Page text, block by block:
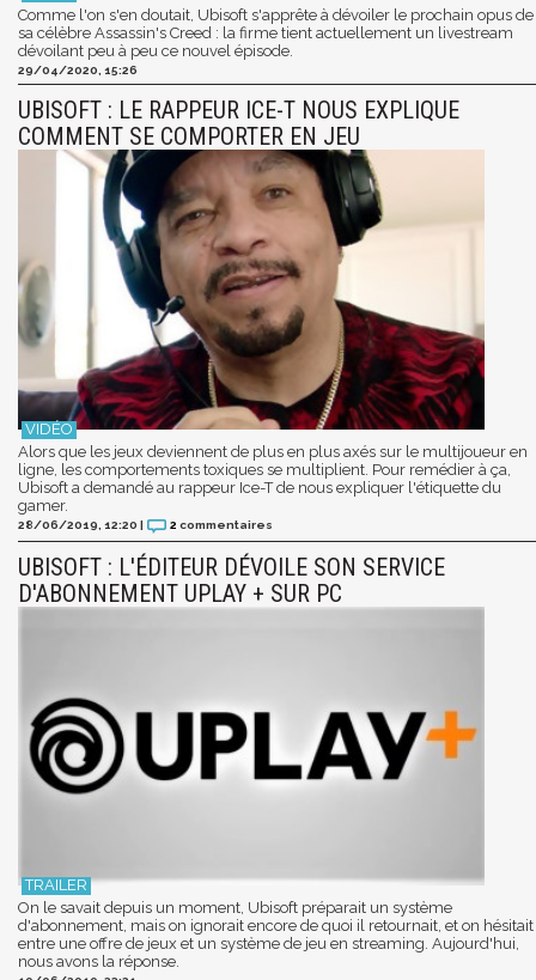
Comme l'on s'en doutait, Ubisoft s'apprête à dévoiler le prochain opus de
sa célèbre Assassin's Creed : la firme tient actuellement un livestream
dévoilant peu à peu ce nouvel épisode.
29/04/2020, 15:26
UBISOFT : LE RAPPEUR ICE-T NOUS EXPLIQUE
COMMENT SE COMPORTER EN JEU
Alors que les jeux deviennent de plus en plus axés sur le multijoueur en
ligne, les comportements toxiques se multiplient. Pour remédier à ça,
Ubisoft a demandé au rappeur Ice-T de nous expliquer l'étiquette du
gamer.
28/06/2019, 12:20 | 2 commentaires
UBISOFT : L'ÉDITEUR DÉVOILE SON SERVICE
D'ABONNEMENT UPLAY + SUR PC
On le savait depuis un moment, Ubisoft préparait un système
d'abonnement, mais on ignorait encore de quoi il retournait, et on hésitait
entre une offre de jeux et un système de jeu en streaming. Aujourd'hui,
nous avons la réponse.